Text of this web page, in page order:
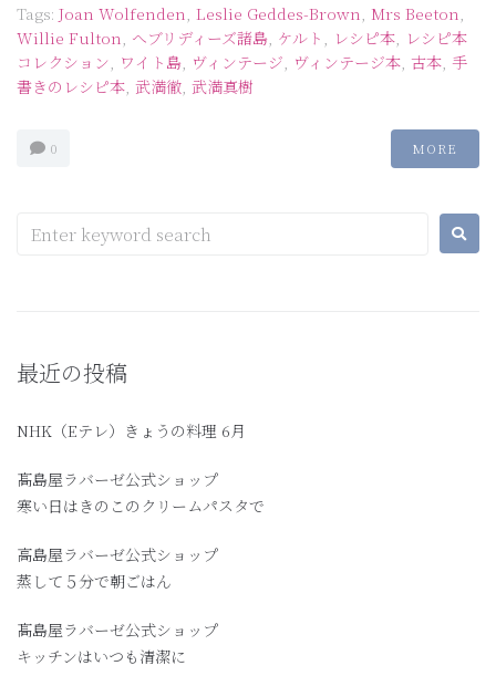
Tags: Joan Wolfenden Leslie Geddes-Brown Mrs Beeton
Willie Fulton へブリディーズ諸島 ケルト レシピ本 レシピ本
コレクション ワイト島 ヴィンテージ ヴィンテージ本 古本 手
書きのレシピ本 武満徹 武満真樹
0 MORE
最近の投稿
NHK（Eテレ）きょうの料理 6月
髙島屋ラバーゼ公式ショップ
寒い日はきのこのクリームパスタで
高島屋ラバーゼ公式ショップ
蒸して５分で朝ごはん
髙島屋ラバーゼ公式ショップ
キッチンはいつも清潔に